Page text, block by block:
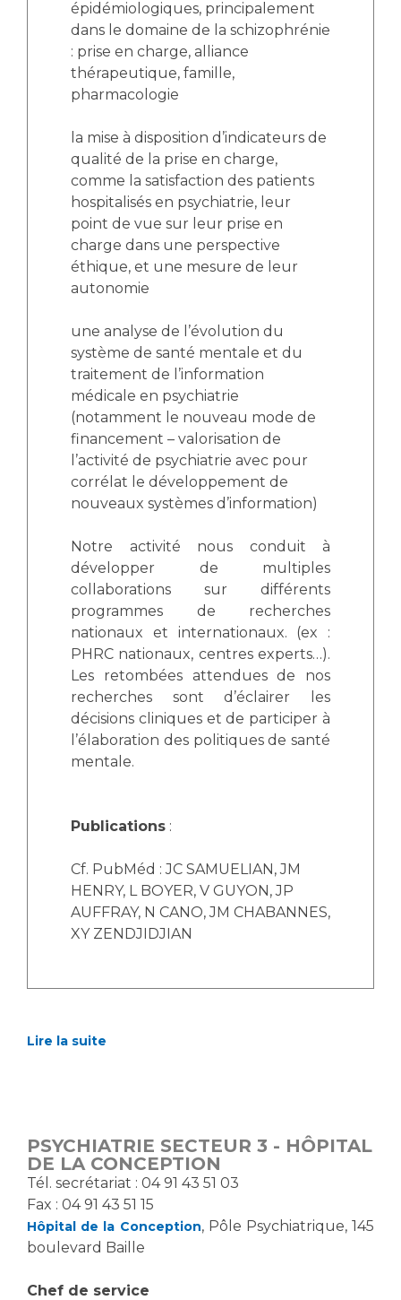
épidémiologiques, principalement
dans le domaine de la schizophrénie
: prise en charge, alliance
thérapeutique, famille,
pharmacologie
la mise à disposition d’indicateurs de
qualité de la prise en charge,
comme la satisfaction des patients
hospitalisés en psychiatrie, leur
point de vue sur leur prise en
charge dans une perspective
éthique, et une mesure de leur
autonomie
une analyse de l’évolution du
système de santé mentale et du
traitement de l’information
médicale en psychiatrie
(notamment le nouveau mode de
financement – valorisation de
l’activité de psychiatrie avec pour
corrélat le développement de
nouveaux systèmes d’information)
Notre activité nous conduit à
développer de multiples
collaborations sur différents
programmes de recherches
nationaux et internationaux. (ex :
PHRC nationaux, centres experts…).
Les retombées attendues de nos
recherches sont d’éclairer les
décisions cliniques et de participer à
l’élaboration des politiques de santé
mentale.
Publications :
Cf. PubMéd : JC SAMUELIAN, JM
HENRY, L BOYER, V GUYON, JP
AUFFRAY, N CANO, JM CHABANNES,
XY ZENDJIDJIAN
Lire la suite
PSYCHIATRIE SECTEUR 3 - HÔPITAL
DE LA CONCEPTION
T​él. secrétariat : 04 91 43 51 03
Fax : 04 91 43 51 15
Hôpital de la Conception, Pôle Psychiatrique, 145
boulevard Baille
Chef de service